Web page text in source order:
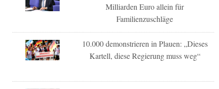
Milliarden Euro allein für
Familienzuschläge
10.000 demonstrieren in Plauen: „Dieses
Kartell, diese Regierung muss weg“